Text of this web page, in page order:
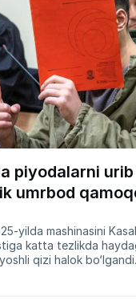
piyodalarni
umrbod
yilda mashinasini
katta tezlikda
qizi halok bo‘lgandi.